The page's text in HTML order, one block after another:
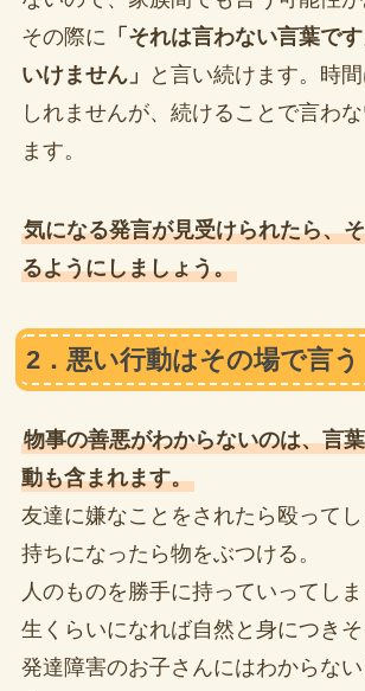
その際に 「それは言わない言葉で
いけません」
と言い続けます。時
しれませんが、続けることで言わ
ます。
気になる発言が見受けられたら、
るようにしましょう。
2．悪い行動はその場で言う
物事の善悪がわからないのは、言
動も含まれます。
友達に嫌なことをされたら殴って
持ちになったら物をぶつける。
人のものを勝手に持っていってし
生くらいになれば自然と身につき
発達障害のお子さんにはわからな